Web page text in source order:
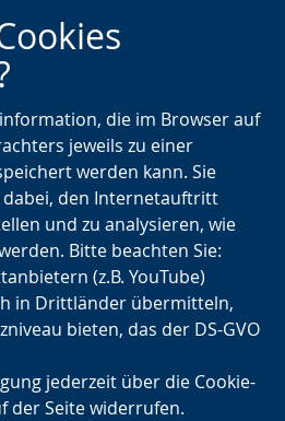
Zur
Hauptnavigation
Zur
Seitennavigation
Zum
Inhalt
die im Browser auf
jeweils zu einer
werden kann. Sie
den Internetauftritt
und zu analysieren, wie
Bitte beachten Sie:
(z.B. YouTube)
in Drittländer übermitteln,
bieten, das der DS-GVO
jederzeit über die Cookie-
der Seite widerrufen.